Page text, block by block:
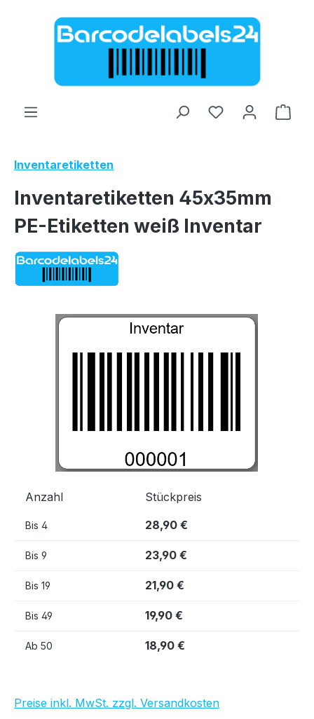
Zum Hauptinhalt springen
Inventaretiketten
Inventaretiketten 45x35mm
PE-Etiketten weiß Inventar
Bildergalerie überspringen
Anzahl Stückpreis
Bis 4 28,90 €
Bis 9 23,90 €
Bis 19 21,90 €
Bis 49 19,90 €
Ab 50 18,90 €
Preise inkl. MwSt. zzgl. Versandkosten